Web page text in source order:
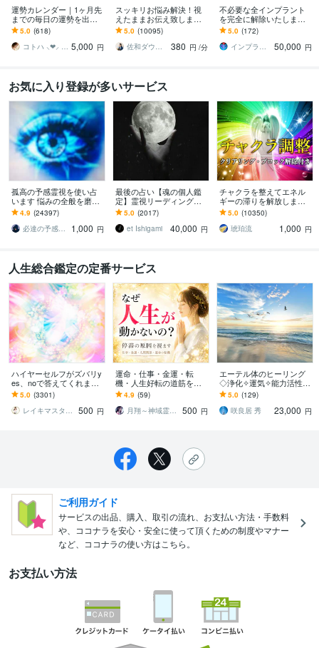
運勢カレンダー｜1ヶ月先
までの毎日の運勢を出し
ます 30日×500字のおよそ
1万5千文字で細かく詳細
に記します
5.0 (618)
コトハ ⸜❤︎⸝ 新サービス提供開始✨️ 5,000 円
スッキリお悩み解決！視
えたままお伝え致します
恋愛、結婚、人間関係、
仕事、人生、ペットの気
持ち等◎祈願付き
5.0 (10095)
佐和ダウジング＆スピリットメンター
380 円 /分
不必要な全インプラント
を完全に解除いたします
インプラント全解除創始
者 × 魂の解放・カルマ浄
化・能力開花
5.0 (172)
インプラント全解除創始者｜魂王DaI⭐︎
50,000 円
お気に入り登録が多いサービス
孤高の予感霊視を使い占
います 悩みの全般を磨き
上げ、研ぎ澄ました予感
より霊視により導きます
4.9 (24397)
必達の予感霊視 渡邊 潤一
1,000 円
最後の占い【魂の個人鑑
定】霊視リーディング承
ります 運命の地図を手
に、輝く人生を創る｜魂
の全体像を紐解く鑑定
5.0 (2017)
et Ishigami
40,000 円
チャクラを整えてエネル
ギーの滞りを解放します 7
割超リピート！人生を変
えたい人のエネルギー調
整
5.0 (10350)
琥珀流
1,000 円
人生総合鑑定の定番サービス
ハイヤーセルフがズバリy
es、noで答えてくれます
不安や相手の気持ち、迷
った時、あなたを導く答
えをもらえます
5.0 (3301)
レイキマスター琴
500 円
運命・仕事・金運・転
機・人生好転の道筋を霊
視します 停滞の原因を視
抜き、運命が動く転機と
進むべき道を示します。
4.9 (59)
月翔～神域霊導師
500 円
エーテル体のヒーリング
◇浄化✧運気✧能力活性し
ます ☆エーテリックボデ
ィ・ヒーリング / 本質的回
復と能力開花☆
5.0 (129)
咲良居 秀
23,000 円
ご利用ガイド
サービスの出品、購入、取引の流れ、お支払い方法・手数料
や、ココナラを安心・安全に使って頂くための制度やマナー
など、ココナラの使い方はこちら。
お支払い方法